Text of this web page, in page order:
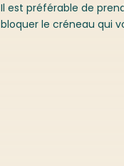
​Il est préférable de
bloquer le créneau qui